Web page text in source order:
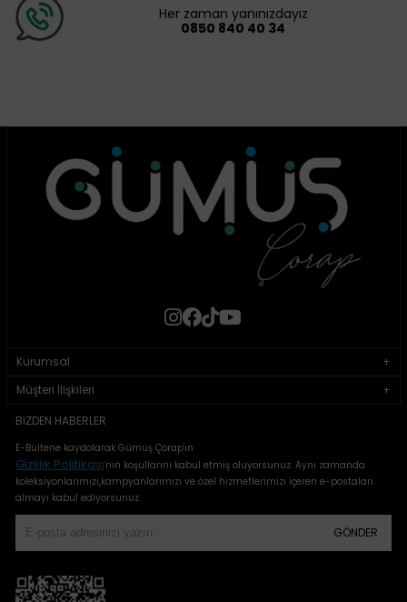
Her zaman yanınızdayız
0850 840 40 34
Kurumsal
Müşteri İlişkileri
BIZDEN HABERLER
E-Bültene kaydolarak Gümüş Çorap'ın
Gizlilik Politikası'nın koşullarını kabul etmiş oluyorsunuz. Aynı zamanda
koleksiyonlarımızı,kampyanlarımızı ve özel hizmetlerimizi içeren e-postaları
almayı kabul ediyorsunuz.
GÖNDER